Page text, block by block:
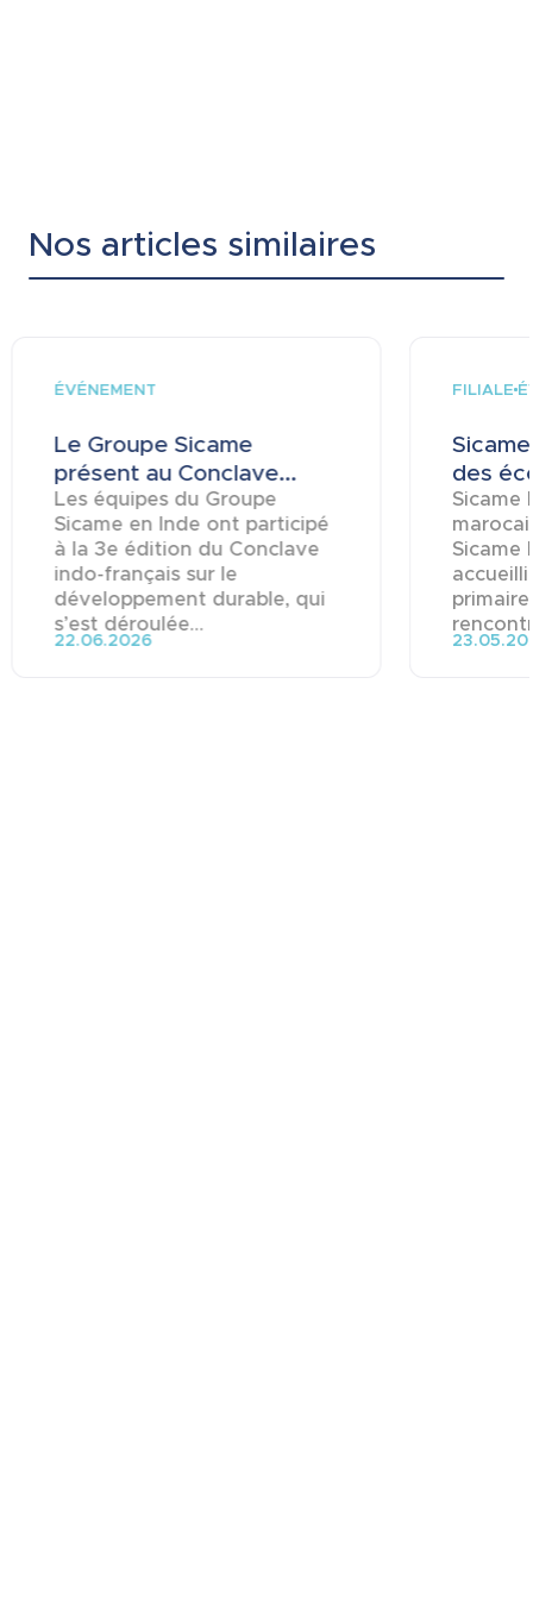
Nos articles similaires
ÉVÉNEMENT
Le Groupe Sicame
présent au Conclave...
Les équipes du Groupe
Sicame en Inde ont participé
à la 3e édition du Conclave
indo-français sur le
développement durable, qui
s’est déroulée...
22.06.2026
FILIALE
des
Sicame
Sicame